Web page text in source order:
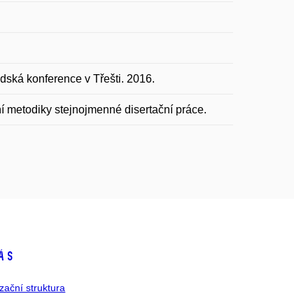
konference v Třešti. 2016.
metodiky stejnojmenné disertační práce.
struktura